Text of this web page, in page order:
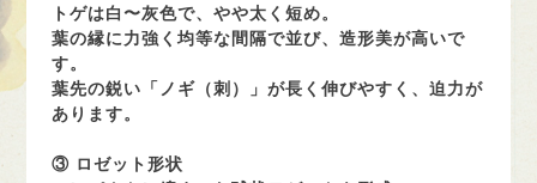
トゲは白〜灰色で、やや太く短め。
葉の縁に力強く均等な間隔で並び、造形美が高いで
す。
葉先の鋭い「ノギ（刺）」が長く伸びやすく、迫力が
あります。
③ ロゼット形状